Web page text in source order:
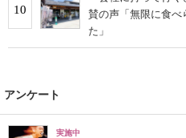
10
賛の声「無限に食べ
た」
アンケート
実施中